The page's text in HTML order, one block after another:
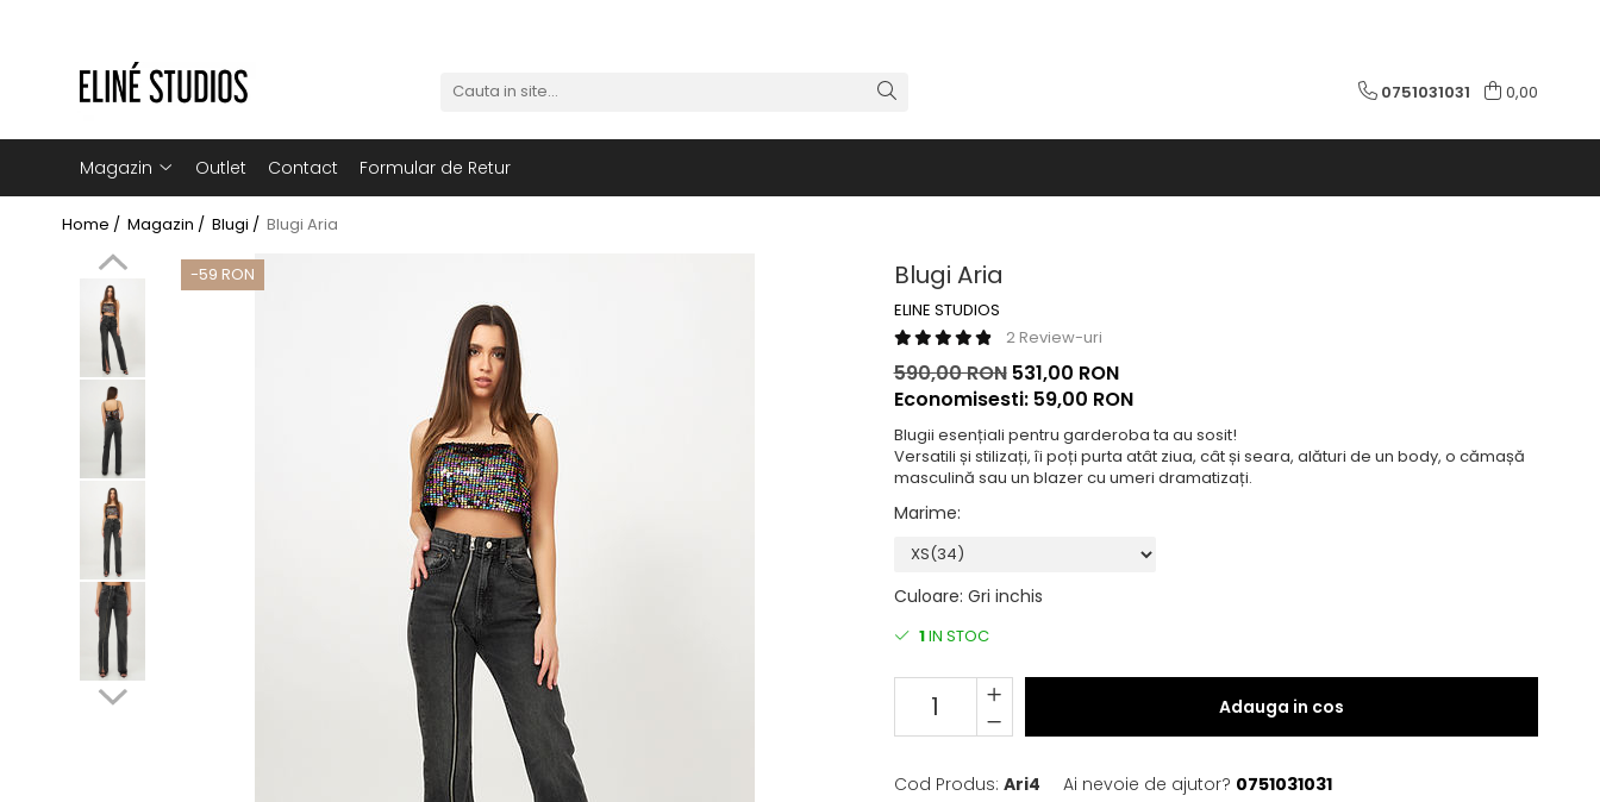
Magazin
Noutati
Rochii
Pantaloni
Costume Baie
Lichidare de stoc
0751031031 0,00
Magazin Outlet Contact Formular de Retur
Home / Magazin / Blugi / Blugi Aria
Blugi Aria
ELINE STUDIOS
2 Review-uri
-59 RON
590,00 RON 531,00 RON
Economisesti: 59,00 RON
Blugii esențiali pentru garderoba ta au sosit!
Versatili și stilizați, îi poți purta atât ziua, cât și seara, alături de un body, o cămașă
masculină sau un blazer cu umeri dramatizați.
Marime:
Culoare: Gri inchis
1IN STOC
Adauga in cos
Cod Produs: Ari4 Ai nevoie de ajutor? 0751031031